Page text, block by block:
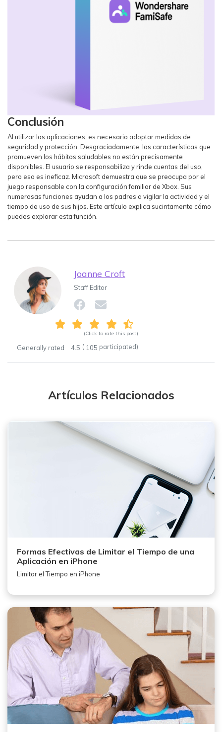
Conclusión
Al utilizar las aplicaciones, es necesario adoptar medidas de
seguridad y protección. Desgraciadamente, las características que
promueven los hábitos saludables no están precisamente
disponibles. El usuario se responsabiliza y rinde cuentas del uso,
pero eso es ineficaz. Microsoft demuestra que se preocupa por el
juego responsable con la configuración familiar de Xbox. Sus
numerosas funciones ayudan a los padres a vigilar la actividad y el
tiempo de uso de sus hijos. Este artículo explica sucintamente cómo
puedes explorar esta función.
Joanne Croft
Staff Editor
(Click to rate this post)
Generally rated 4.5 ( 105 participated)
Artículos Relacionados
Formas Efectivas de Limitar el Tiempo de una
Aplicación en iPhone
Limitar el Tiempo en iPhone